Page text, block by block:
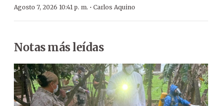
Agosto 7, 2026 10:41 p. m. · Carlos Aquino
Notas más leídas